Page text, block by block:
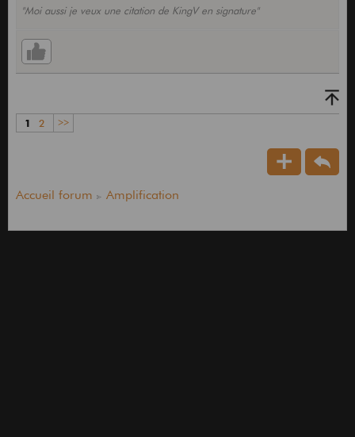
"Moi aussi je veux une citation de KingV en signature"
1 2 >>
Accueil forum Amplification